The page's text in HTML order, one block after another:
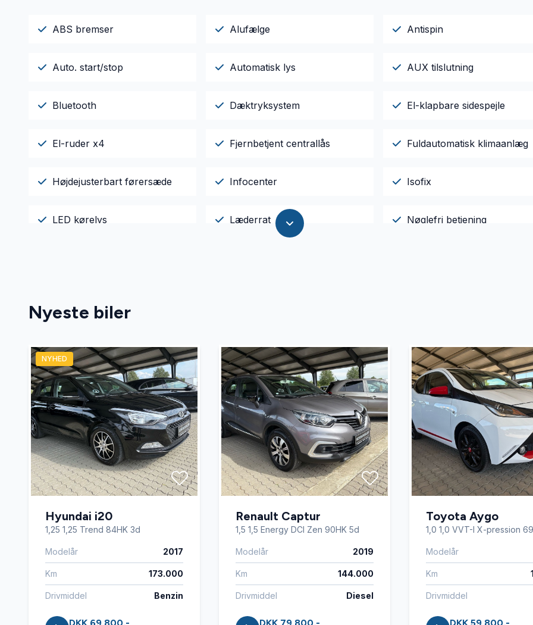
ABS bremser Alufælge Antispin
Auto. start/stop Automatisk lys AUX tilslutning
Bluetooth Dæktryksystem El-klapbare sidespejle
El-ruder x4 Fjernbetjent centrallås Fuldautomatisk klimaanlæg
Højdejusterbart førersæde Infocenter Isofix
LED kørelys Læderrat Nøglefri betjening
Nyeste biler
NYHED
Hyundai i20
1,25 1,25 Trend 84HK 3d
Modelår 2017
Km 173.000
Drivmiddel Benzin
Renault Captur
1,5 1,5 Energy DCI Zen 90HK 5d
Modelår 2019
Km 144.000
Drivmiddel Diesel
Toyota Aygo
1,0 1,0 VVT-I X-pression
Modelår
Km
Drivmiddel